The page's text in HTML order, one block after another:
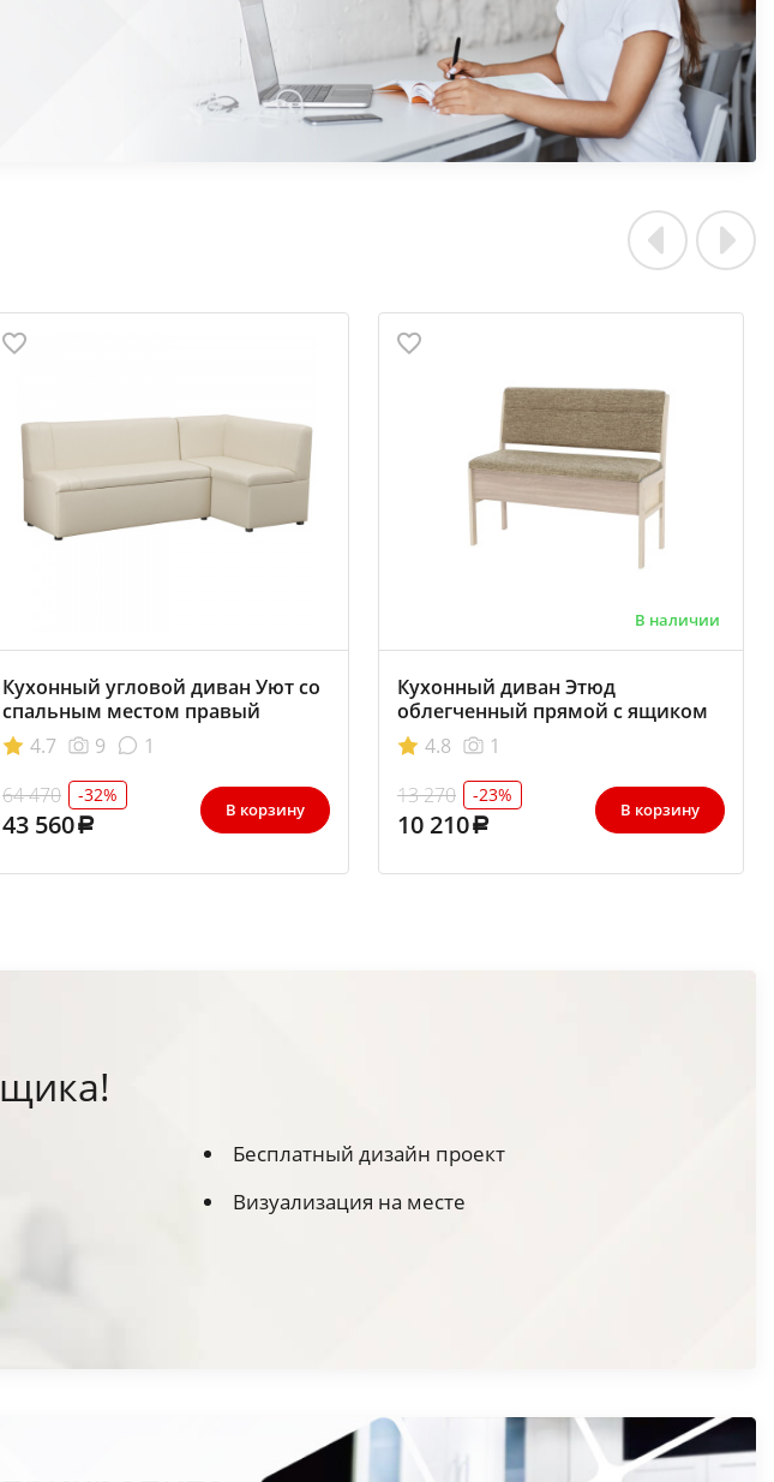
Кухонный угловой диван Уют со
спальным местом правый
4.7
9
1
64 470
-32%
43 560 В корзину
В наличии
Кухонный диван Этюд
облегченный прямой с ящиком
11404.8
1
13 270
-23%
10 210 В корзину
Бесплатный дизайн проект
Визуализация на месте